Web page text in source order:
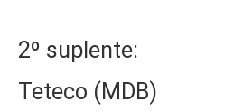
2º suplente:
Teteco (MDB)